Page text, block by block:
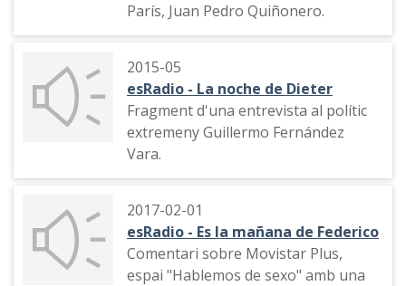
París, Juan Pedro Quiñonero.
2015-05
esRadio - La noche de Dieter
Fragment d'una entrevista al polític
extremeny Guillermo Fernández
Vara.
2017-02-01
esRadio - Es la mañana de Federico
Comentari sobre Movistar Plus,
espai "Hablemos de sexo" amb una